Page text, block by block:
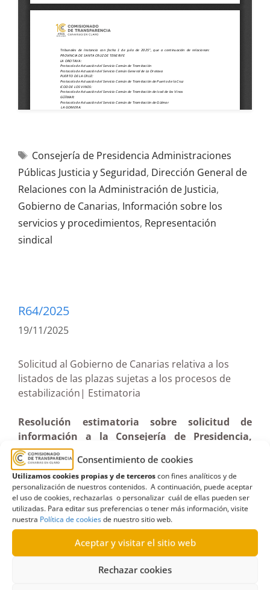
Consentimiento de cookies
Utilizamos cookies propias y de terceroscon fines analíticos y de
personalización de nuestros contenidos. A continuación, puede aceptar
el uso de cookies, rechazarlas o personalizar cuál de ellas pueden ser
utilizadas. Para editar sus preferencias o tener más información, visite
nuestra Política de cookiesde nuestro sitio web.
Aceptar y visitar el sitio web
Rechazar cookies
Consejería de Presidencia Administraciones
Públicas Justicia y Seguridad, Dirección General de
Relaciones con la Administración de Justicia,
Gobierno de Canarias, Información sobre los
servicios y procedimientos, Representación
sindical
R64/2025
19/11/2025
Solicitud al Gobierno de Canarias relativa a los
listados de las plazas sujetas a los procesos de
estabilización| Estimatoria
Resolución estimatoria sobre solicitud de
información a la Consejería de Presidencia,
Administraciones Públicas, Justicia y Seguridad
relativa a los listados de las plazas sujetas a
procesos de estabilización (16-07-2025)